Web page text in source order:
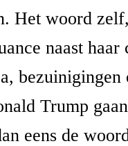
Het woord
naast
bezuinigingen
Trump
eens de